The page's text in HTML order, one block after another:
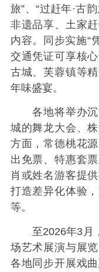
旅”、“过赶年·古
非遗品享、土家
内容。同步实施“
交通凭证可享核
古城、芙蓉镇等
年味盛宴。
各地将举办沉
城的舞龙大会、
方面，常德桃花
出免票、特惠套
肖或姓名游客提
打造差异化体验
等。
至2026年3月，
场艺术展演与展
各地同步开展戏